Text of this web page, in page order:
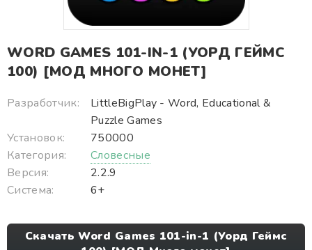
WORD GAMES 101-IN-1 (УОРД ГЕЙМС
100) [МОД МНОГО МОНЕТ]
Разработчик:
LittleBigPlay - Word, Educational &
Puzzle Games
Установок:
750000
Категория:
Словесные
Версия:
2.2.9
Система:
6+
Скачать Word Games 101-in-1 (Уорд Геймс